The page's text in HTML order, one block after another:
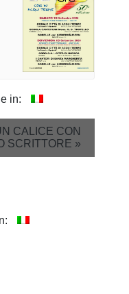
in:
CALICE CON
SCRITTORE »